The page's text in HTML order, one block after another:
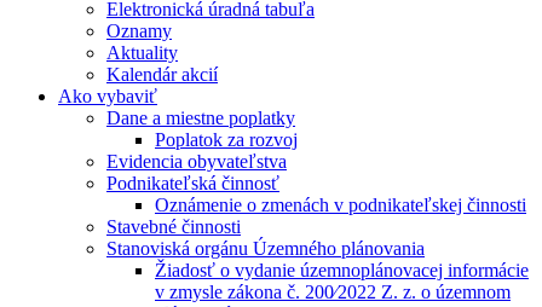
Elektronická úradná tabuľa
Oznamy
Aktuality
Kalendár akcií
Ako vybaviť
Dane a miestne poplatky
Poplatok za rozvoj
Evidencia obyvateľstva
Podnikateľská činnosť
Oznámenie o zmenách v podnikateľskej činnosti
Stavebné činnosti
Stanoviská orgánu Územného plánovania
Žiadosť o vydanie územnoplánovacej informácie
v zmysle zákona č. 200⁄2022 Z. z. o územnom